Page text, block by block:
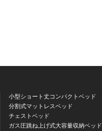
小型ショート丈コンパクトベッド
分割式マットレスベッド
チェストベッド
ガス圧跳ね上げ式大容量収納ベッド